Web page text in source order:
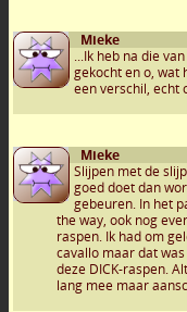
Mieke
...Ik heb na die
gekocht en o, wat
een verschil, echt
Mieke
Slijpen met de
goed doet dan
gebeuren. In het
the way, ook nog
raspen. Ik had om
cavallo maar dat
deze DICK-raspen.
lang mee maar